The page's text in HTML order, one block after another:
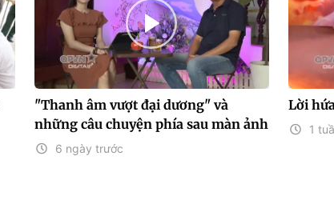
"Thanh âm vượt đại dương" và
những câu chuyện phía sau màn ảnh
6 ngày trước
Lời
1